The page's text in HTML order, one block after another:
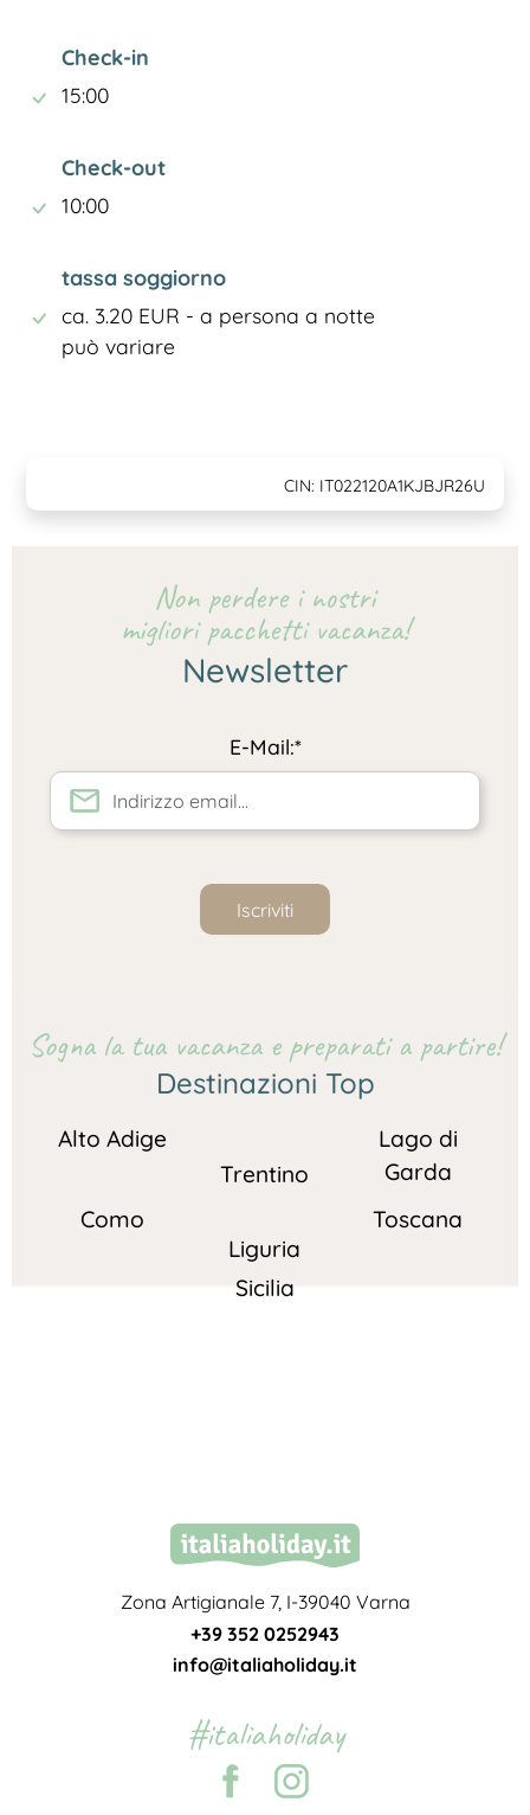
Check-in
15:00
Check-out
10:00
tassa soggiorno
ca. 3.20 EUR - a persona a notte
può variare
CIN: IT022120A1KJBJR26U
Non perdere i nostri
migliori pacchetti vacanza!
Newsletter
E-Mail:*
Iscriviti
Sogna la tua vacanza e preparati a partire!
Destinazioni Top
Alto Adige
Trentino
Lago di
Garda
Como
Liguria
Toscana
Sicilia
Zona Artigianale 7, I-39040 Varna
+39 352 0252943
info@italiaholiday.it
#italiaholiday